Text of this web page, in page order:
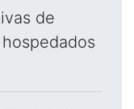
de